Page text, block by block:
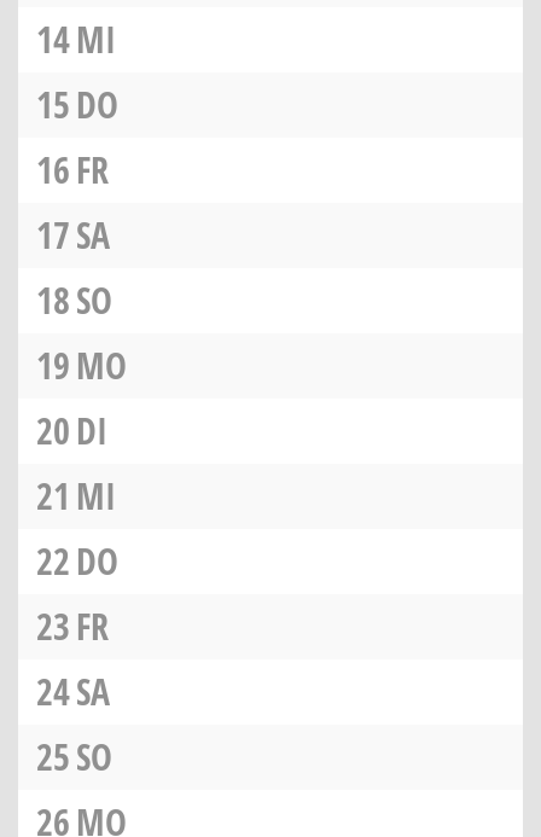
14MI
15DO
16FR
17SA
18SO
19MO
20DI
21 MI
22DO
23FR
24SA
25SO
26MO